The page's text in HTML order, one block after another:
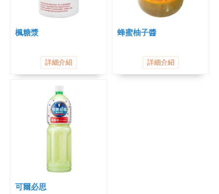
楓糖漿
詳細介紹
蜂蜜柚子醬
詳細介紹
可爾必思